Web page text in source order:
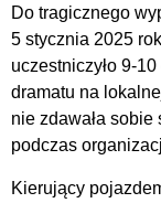
Do tragicznego
5 stycznia 2025
uczestniczyło 9-
dramatu na
nie zdawała
podczas
Kierujący